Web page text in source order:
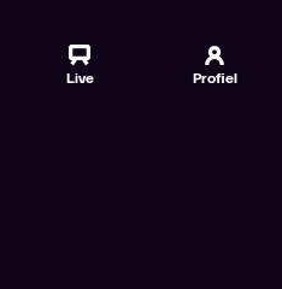
Live Profiel